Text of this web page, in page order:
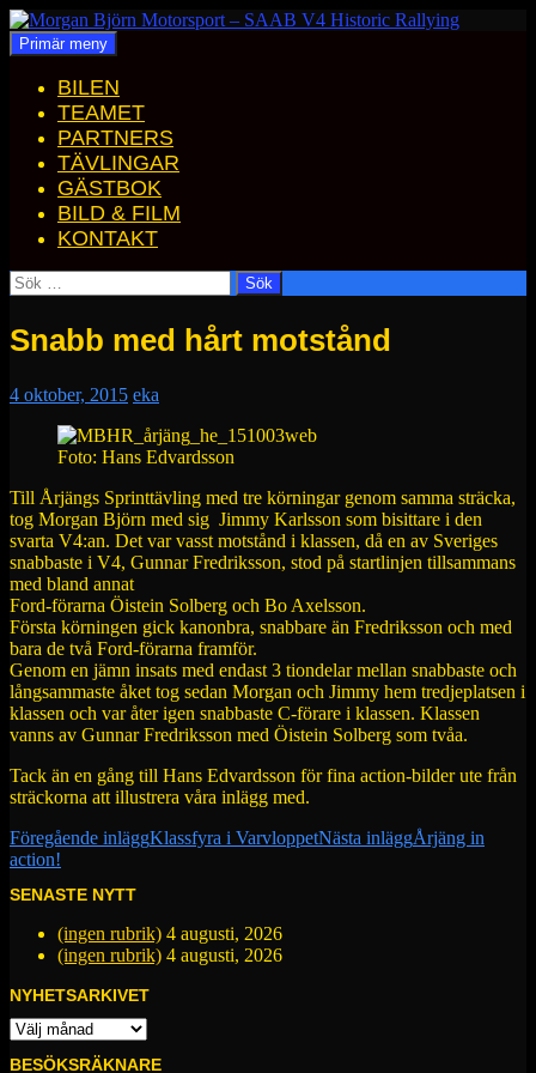
Hoppa
till
innehåll
Morgan Björn Motorsport – SAAB V4 Historic Rallying
Sök
Primär meny
BILEN
TEAMET
PARTNERS
TÄVLINGAR
GÄSTBOK
BILD & FILM
KONTAKT
Sök
efter:
Snabb med hårt motstånd
4 oktober, 2015 eka
Foto: Hans Edvardsson
Till Årjängs Sprinttävling med tre körningar genom samma sträcka,
tog Morgan Björn med sig Jimmy Karlsson som bisittare i den
svarta V4:an. Det var vasst motstånd i klassen, då en av Sveriges
snabbaste i V4, Gunnar Fredriksson, stod på startlinjen tillsammans
med bland annat
Ford-förarna Öistein Solberg och Bo Axelsson.
Första körningen gick kanonbra, snabbare än Fredriksson och med
bara de två Ford-förarna framför.
Genom en jämn insats med endast 3 tiondelar mellan snabbaste och
långsammaste åket tog sedan Morgan och Jimmy hem tredjeplatsen i
klassen och var åter igen snabbaste C-förare i klassen. Klassen
vanns av Gunnar Fredriksson med Öistein Solberg som tvåa.
Tack än en gång till Hans Edvardsson för fina action-bilder ute från
sträckorna att illustrera våra inlägg med.
Inläggsnavigering
Föregående inläggKlassfyra i VarvloppetNästa inläggÅrjäng in
action!
SENASTE NYTT
(ingen rubrik) 4 augusti, 2026
(ingen rubrik) 4 augusti, 2026
NYHETSARKIVET
NYHETSARKIVET
BESÖKSRÄKNARE